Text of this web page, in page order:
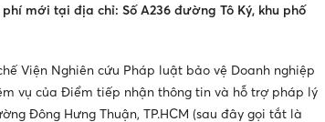
mới tại địa chỉ: Số A236 đường Tô Ký, khu phố
Viện Nghiên cứu Pháp luật bảo vệ Doanh nghiệp
vụ của Điểm tiếp nhận thông tin và hỗ trợ pháp lý
Đông Hưng Thuận, TP.HCM (sau đây gọi tắt là